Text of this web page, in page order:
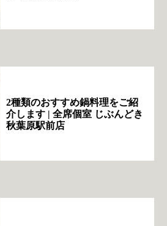
2種類のおすすめ鍋料理をご紹
介します | 全席個室 じぶんどき
秋葉原駅前店